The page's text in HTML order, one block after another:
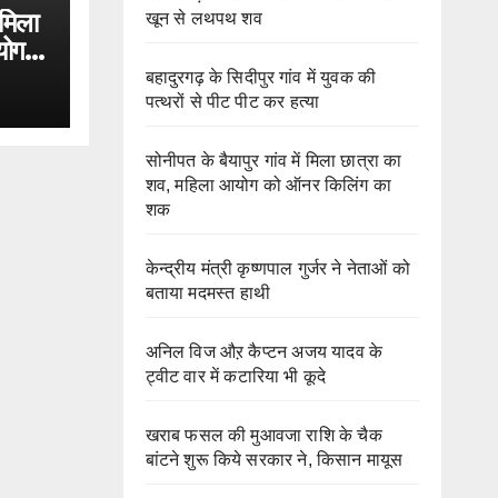
खून से लथपथ शव
बहादुरगढ़ के सिदीपुर गांव में युवक की
पत्थरों से पीट पीट कर हत्या
सोनीपत के बैयापुर गांव में मिला छात्रा का
शव, महिला आयोग को ऑनर किलिंग का
शक
केन्द्रीय मंत्री कृष्णपाल गुर्जर ने नेताओं को
बताया मदमस्त हाथी
अनिल विज औऱ कैप्टन अजय यादव के
ट्वीट वार में कटारिया भी कूदे
खराब फसल की मुआवजा राशि के चैक
बांटने शुरू किये सरकार ने, किसान मायूस